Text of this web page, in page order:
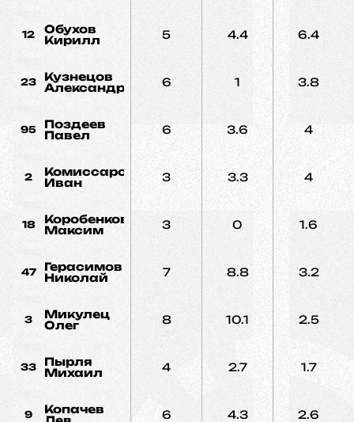
12
Обухов
Кирилл
5 4.4 6.4
23
Кузнецов
Александр
6 1 3.8
95
Поздеев
Павел
6 3.6 4
2
Комиссаров
Иван
3 3.3 4
18
Коробенков
Максим
3 0 1.6
47
Герасимов
Николай
7 8.8 3.2
3
Микулец
Олег
8 10.1 2.5
33
Пырля
Михаил
4 2.7 1.7
9
Копачев
6 4.3 2.6